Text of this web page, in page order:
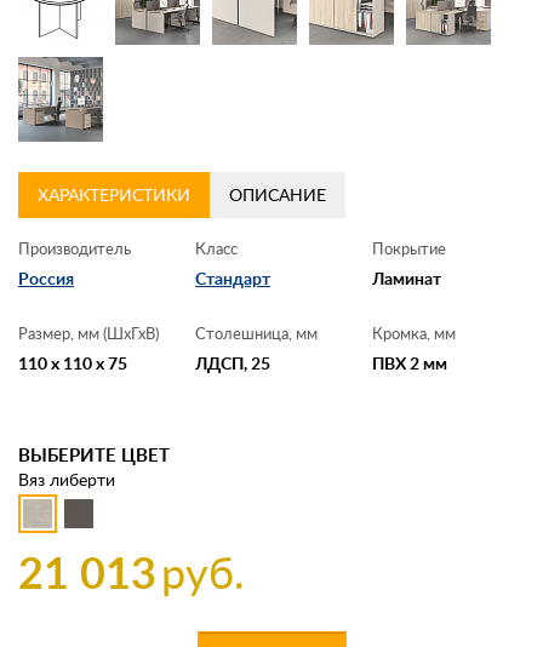
ХАРАКТЕРИСТИКИ ОПИСАНИЕ
Производитель
Россия
Класс
Стандарт
Покрытие
Ламинат
Размер, мм (ШхГхВ)
110 x 110 x 75
Столешница, мм
ЛДСП, 25
Кромка, мм
ПВХ 2 мм
ВЫБЕРИТЕ ЦВЕТ
Вяз либерти
21 013руб.